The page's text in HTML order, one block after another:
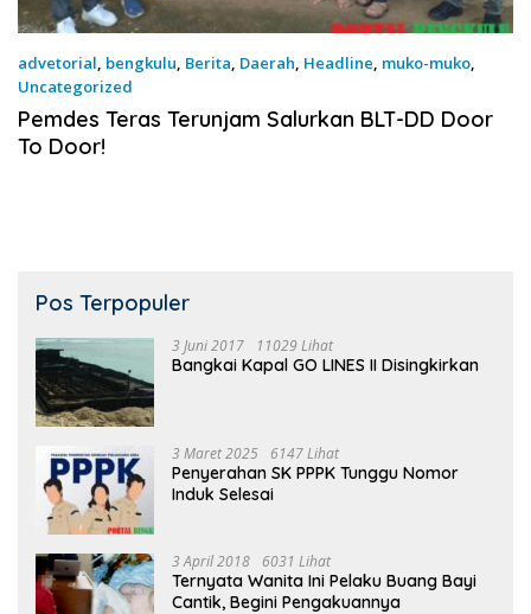
advetorial, bengkulu, Berita, Daerah, Headline, muko-muko,
Uncategorized
17 Juni 2026
Pemdes Teras Terunjam Salurkan BLT-DD Door
To Door!
Pos Terpopuler
3 Juni 2017 11029 Lihat
Bangkai Kapal GO LINES II Disingkirkan
3 Maret 2025 6147 Lihat
Penyerahan SK PPPK Tunggu Nomor
Induk Selesai
3 April 2018 6031 Lihat
Ternyata Wanita Ini Pelaku Buang Bayi
Cantik, Begini Pengakuannya